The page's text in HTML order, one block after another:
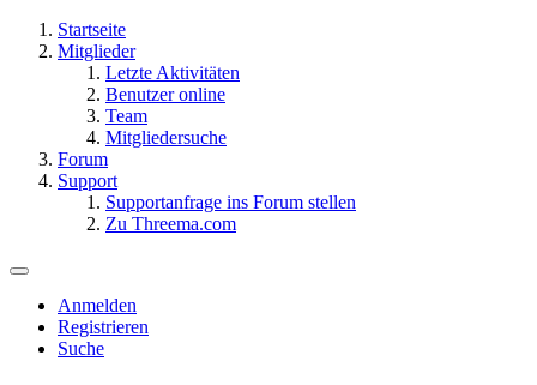
Startseite
Mitglieder
Letzte Aktivitäten
Benutzer online
Team
Mitgliedersuche
Forum
Support
Supportanfrage ins Forum stellen
Zu Threema.com
Anmelden
Registrieren
Suche